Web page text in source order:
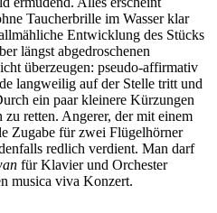
Taucherbrille im Wasser klar
Entwicklung des Stücks
längst abgedroschenen
überzeugen: pseudo-affirmativ
langweilig auf der Stelle tritt und
ein paar kleinere Kürzungen
retten. Angerer, der mit einem
Zugabe für zwei Flügelhörner
redlich verdient. Man darf
für Klavier und Orchester
musica viva Konzert.